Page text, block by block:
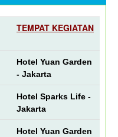
TEMPAT KEGIATAN
Hotel Yuan Garden
- Jakarta
Hotel Sparks Life -
Jakarta
Hotel Yuan Garden